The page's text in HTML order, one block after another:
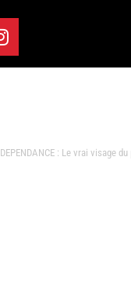
: Le vrai visage